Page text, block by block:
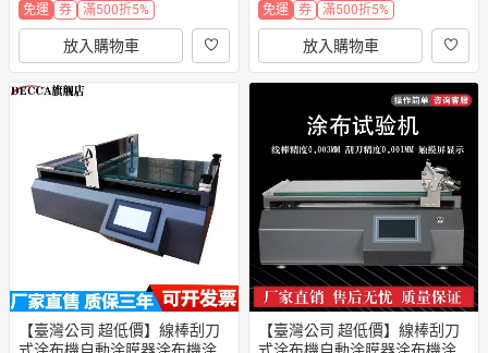
免運 券 滿500折5%
放入購物車
免運 券 滿500折5%
放入購物車
【臺灣公司 超低價】線棒刮刀
式涂布機自動涂膜器涂布機涂
【臺灣公司 超低價】線棒刮刀
式涂布機自動涂膜器涂布機涂